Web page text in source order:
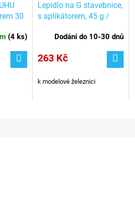
30
(4 ks)
Lepidlo na G stavebnice,
s aplikátorem, 45 g /
Dodání do 10-30 dnů
263 Kč
k modelové železnici